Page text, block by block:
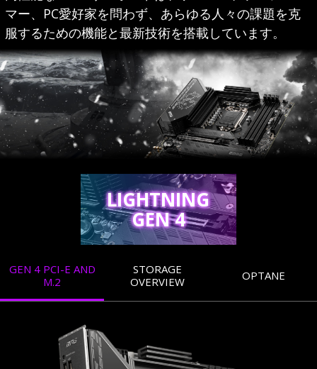
マー、PC愛好家を問わず、あらゆる人々の課題を克
服するための機能と最新技術を搭載しています。
LIGHTNING
GEN 4
GEN 4 PCI-E AND
M.2
STORAGE
OVERVIEW
OPTANE